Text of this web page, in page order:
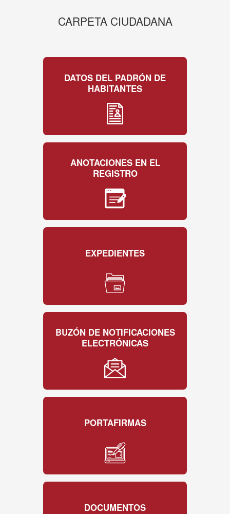
CARPETA CIUDADANA
DATOS DEL PADRÓN DE
HABITANTES
ANOTACIONES EN EL
REGISTRO
EXPEDIENTES
BUZÓN DE NOTIFICACIONES
ELECTRÓNICAS
PORTAFIRMAS
DOCUMENTOS